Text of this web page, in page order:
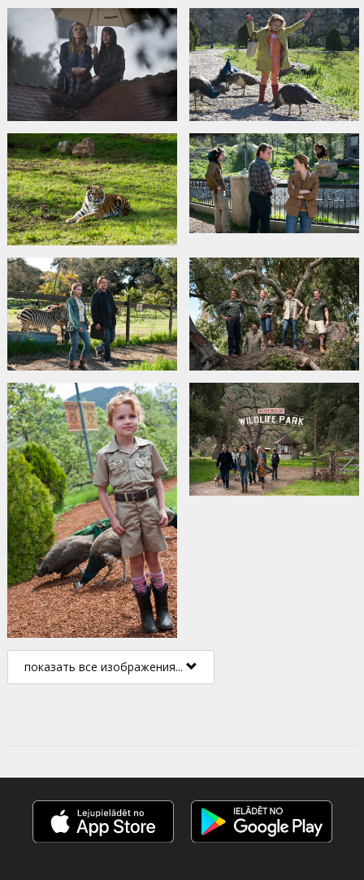
показать все изображения...